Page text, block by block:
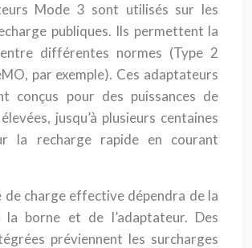
Mode 3 sont utilisés sur les
publiques. Ils permettent la
différentes normes (Type 2
par exemple). Ces adaptateurs
conçus pour des puissances de
jusqu’à plusieurs centaines
la recharge rapide en courant
de charge effective dépendra de la
la borne et de l’adaptateur. Des
préviennent les surcharges